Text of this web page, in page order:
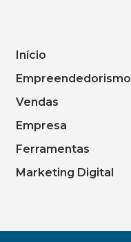
Início
Empreendedorismo
Vendas
Empresa
Ferramentas
Marketing Digital